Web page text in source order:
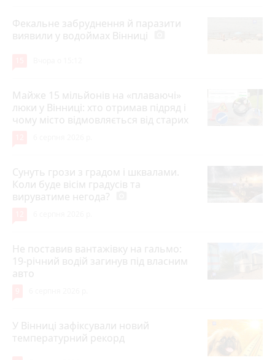
Фекальне забруднення й паразити
виявили у водоймах Вінниці
Майже 15 мільйонів на «плаваючі»
люки у Вінниці: хто отримав підряд і
чому місто відмовляється від старих
Сунуть грози з градом і шквалами.
Коли буде вісім градусів та
вируватиме негода?
Не поставив вантажівку на гальмо:
19-річний водій загинув під власним
авто
У Вінниці зафіксували новий
температурний рекорд